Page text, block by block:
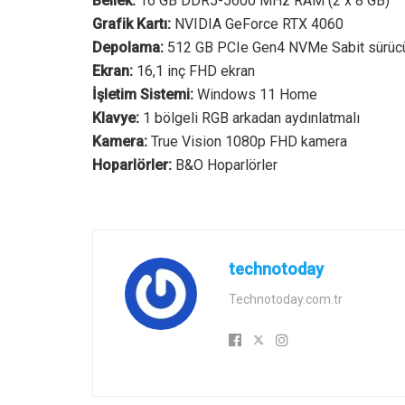
Grafik Kartı: NVIDIA GeForce RTX 4060
Depolama: 512 GB PCIe Gen4 NVMe Sabit
Ekran: 16,1 inç FHD ekran
İşletim Sistemi: Windows 11 Home
Klavye: 1 bölgeli RGB arkadan aydınlatmalı
Kamera: True Vision 1080p FHD kamera
Hoparlörler: B&O Hoparlörler
technotoday
Technotoday.com.tr